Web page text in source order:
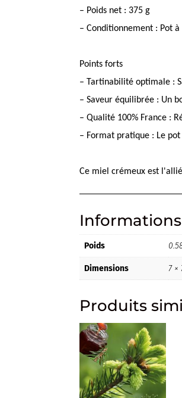
– Poids net : 375 g
– Conditionnement : Pot
Points forts
– Tartinabilité optimale :
– Saveur équilibrée : Un
– Qualité 100% France :
– Format pratique : Le
Ce miel crémeux est
Poids
Dimensions 7 ×
Produits